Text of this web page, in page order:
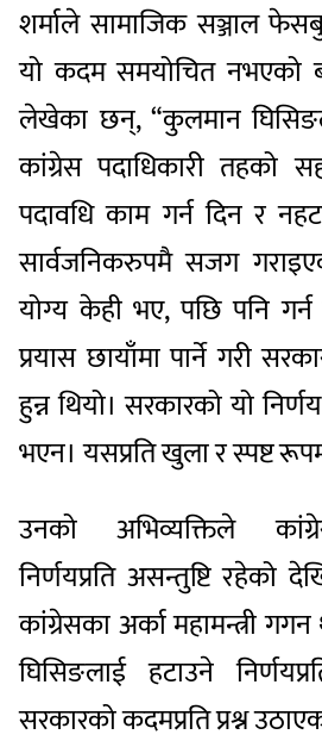
शर्माले सामाजिक सञ्जाल
यो कदम समयोचित नभएको
लेखेका छन्, “कुलमान
कांग्रेस पदाधिकारी तहको
पदावधि काम गर्न दिन र
सार्वजनिकरुपमै सजग
योग्य केही भए, पछि पनि गर्न
प्रयास छायाँमा पार्ने गरी
हुन्न थियो। सरकारको यो
भएन। यसप्रति खुला र स्पष्ट
उनको अभिव्यक्तिले
निर्णयप्रति असन्तुष्टि रहेको
कांग्रेसका अर्का महामन्त्री
घिसिङलाई हटाउने
सरकारको कदमप्रति प्रश्न